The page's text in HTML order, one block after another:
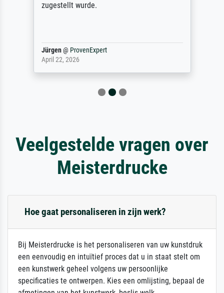
zugestellt wurde.
Jürgen@ ProvenExpert
April 22, 2026
Veelgestelde vragen over
Meisterdrucke
Hoe gaat personaliseren in zijn werk?
Bij Meisterdrucke is het personaliseren van uw kunstdruk
een eenvoudig en intuïtief proces dat u in staat stelt om
een kunstwerk geheel volgens uw persoonlijke
specificaties te ontwerpen. Kies een omlijsting, bepaal de